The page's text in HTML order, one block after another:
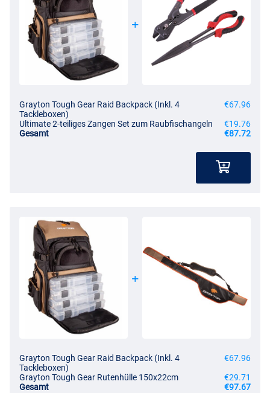
Grayton Tough Gear Raid Backpack (Inkl. 4
Tackleboxen)
€67.96
Ultimate 2-teiliges Zangen Set zum Raubfischangeln
€19.76
Gesamt
€87.72
Grayton Tough Gear Raid Backpack (Inkl. 4
Tackleboxen)
€67.96
Grayton Tough Gear Rutenhülle 150x22cm
€29.71
Gesamt
€97.67